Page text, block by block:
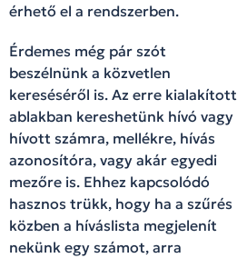
érhető el a rendszerben.
Érdemes még pár szót
beszélnünk a közvetlen
kereséséről is. Az erre kialakított
ablakban kereshetünk hívó vagy
hívott számra, mellékre, hívás
azonosítóra, vagy akár egyedi
mezőre is. Ehhez kapcsolódó
hasznos trükk, hogy ha a szűrés
közben a híváslista megjelenít
nekünk egy számot, arra